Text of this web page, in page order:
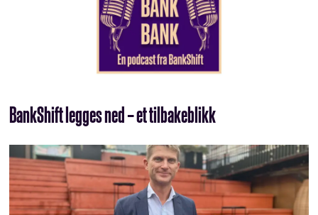
BankShift legges ned – et tilbakeblikk